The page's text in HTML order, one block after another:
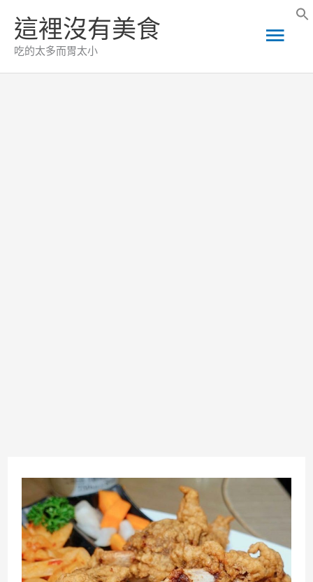
這裡沒有美食
吃的太多而胃太小
主
要